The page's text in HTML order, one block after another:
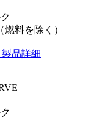
料を除く）
製品詳細